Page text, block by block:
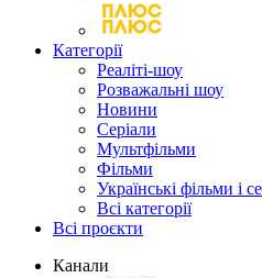
Категорії
Реаліті-шоу
Розважальні шоу
Новини
Серіали
Мультфільми
Фільми
Українські фільми і
Всі категорії
Всі проєкти
Канали